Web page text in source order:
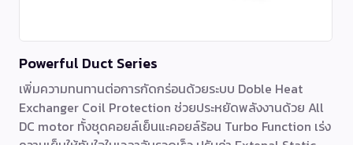
Powerful Duct Series
เพิ่มความทนทานต่อการกัดกร่อนด้วยระบบ Doble Heat
Exchanger Coil Protection ช่วยประหยัดพลังงานด้วย All
DC motor ทั้งชุดคอยล์เย็นแะคอยล์ร้อน Turbo Function เร่ง